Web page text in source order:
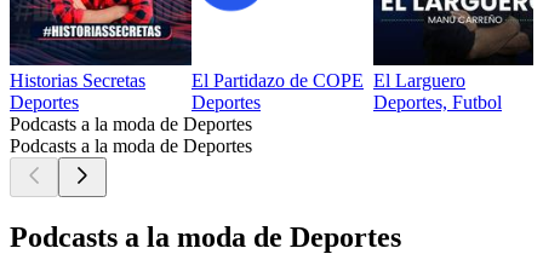
Historias Secretas
Deportes
El Partidazo de COPE
Deportes
El Larguero
Deportes, Futbol
Podcasts a la moda de Deportes
Podcasts a la moda de Deportes
Podcasts a la moda de Deportes